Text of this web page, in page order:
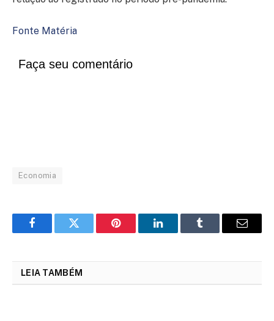
Fonte Matéria
Faça seu comentário
Economia
FacebookTwitter Pinterest LinkedInTumblr Email
LEIA TAMBÉM